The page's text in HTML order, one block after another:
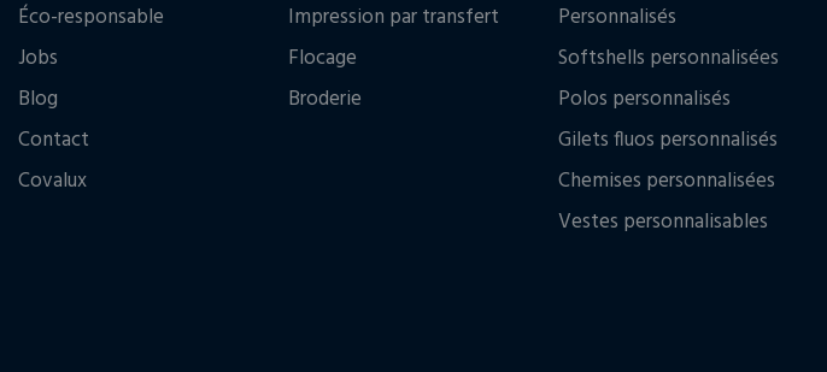
Éco-responsable
Jobs
Blog
Contact
Covalux
Impression par transfert
Flocage
Broderie
Personnalisés
Softshells personnalisées
Polos personnalisés
Gilets fluos personnalisés
Chemises personnalisées
Vestes personnalisables